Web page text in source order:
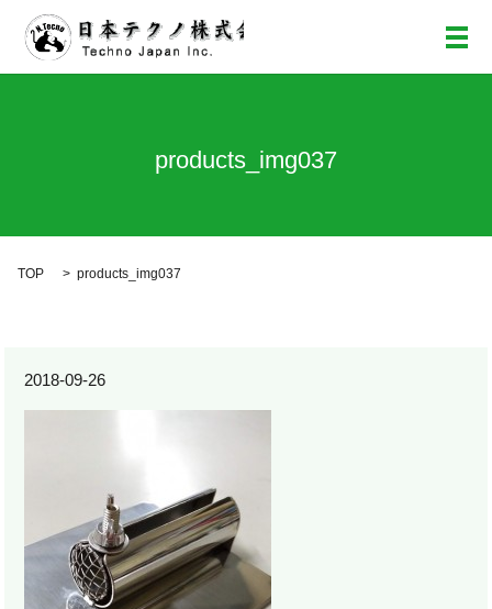
メ
products_img037
TOP products_img037
2018-09-26